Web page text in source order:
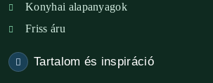
XXIII. ker. – Panelpék
Konyhai alapanyagok
Friss áru
Tartalom és inspiráció